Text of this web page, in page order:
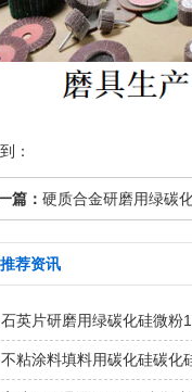
：
篇： 硬质合金研磨用绿碳
推荐资讯
石英片研磨用绿碳化硅微粉
不粘涂料填料用碳化硅碳化